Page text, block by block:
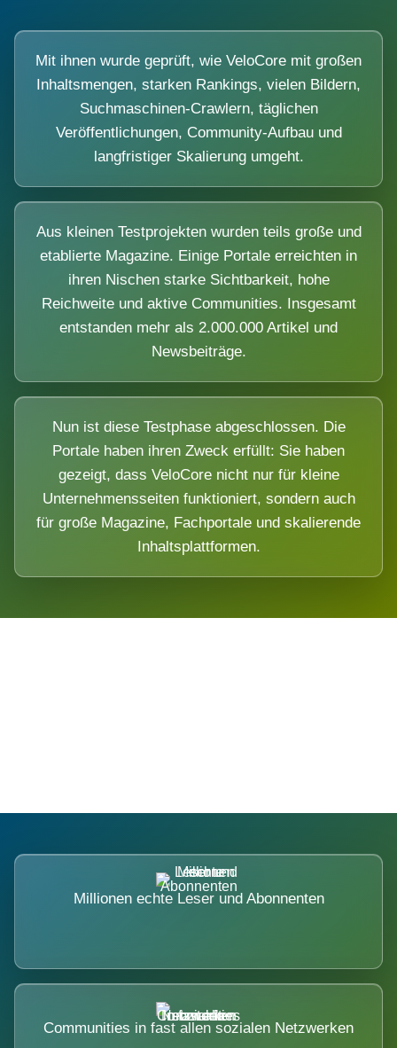
Mit ihnen wurde geprüft, wie VeloCore mit großen
Inhaltsmengen, starken Rankings, vielen Bildern,
Suchmaschinen-Crawlern, täglichen
Veröffentlichungen, Community-Aufbau und
langfristiger Skalierung umgeht.
Aus kleinen Testprojekten wurden teils große und
etablierte Magazine. Einige Portale erreichten in
ihren Nischen starke Sichtbarkeit, hohe
Reichweite und aktive Communities. Insgesamt
entstanden mehr als 2.000.000 Artikel und
Newsbeiträge.
Nun ist diese Testphase abgeschlossen. Die
Portale haben ihren Zweck erfüllt: Sie haben
gezeigt, dass VeloCore nicht nur für kleine
Unternehmensseiten funktioniert, sondern auch
für große Magazine, Fachportale und skalierende
Inhaltsplattformen.
Millionen echte Leser und Abonnenten
Communities in fast allen sozialen Netzwerken